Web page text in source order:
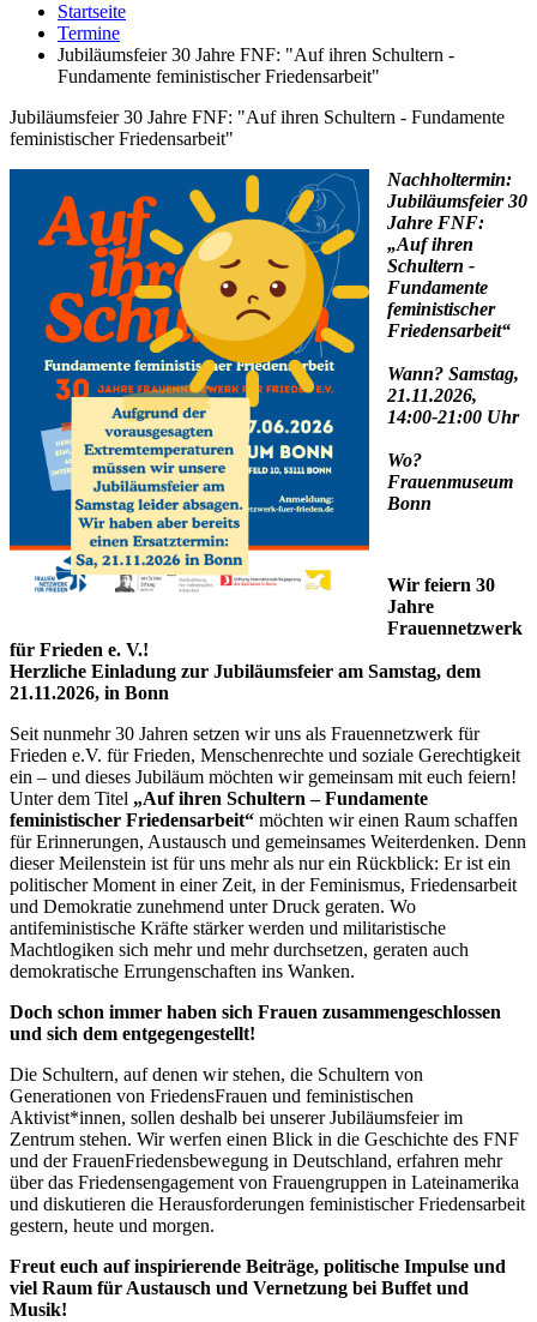
Startseite
Termine
Jubiläumsfeier 30 Jahre FNF: "Auf ihren Schultern -
Fundamente feministischer Friedensarbeit"
Jubiläumsfeier 30 Jahre FNF: "Auf ihren Schultern - Fundamente
feministischer Friedensarbeit"
Nachholtermin:
Jubiläumsfeier 30
Jahre FNF:
„Auf ihren
Schultern -
Fundamente
feministischer
Friedensarbeit“
Wann? Samstag,
21.11.2026,
14:00-21:00 Uhr
Wo?
Frauenmuseum
Bonn
Wir feiern 30
Jahre
Frauennetzwerk
für Frieden e. V.!
Herzliche Einladung zur Jubiläumsfeier am Samstag, dem
21.11.2026, in Bonn
Seit nunmehr 30 Jahren setzen wir uns als Frauennetzwerk für
Frieden e.V. für Frieden, Menschenrechte und soziale Gerechtigkeit
ein – und dieses Jubiläum möchten wir gemeinsam mit euch feiern!
Unter dem Titel „Auf ihren Schultern – Fundamente
feministischer Friedensarbeit“ möchten wir einen Raum schaffen
für Erinnerungen, Austausch und gemeinsames Weiterdenken. Denn
dieser Meilenstein ist für uns mehr als nur ein Rückblick: Er ist ein
politischer Moment in einer Zeit, in der Feminismus, Friedensarbeit
und Demokratie zunehmend unter Druck geraten. Wo
antifeministische Kräfte stärker werden und militaristische
Machtlogiken sich mehr und mehr durchsetzen, geraten auch
demokratische Errungenschaften ins Wanken.
Doch schon immer haben sich Frauen zusammengeschlossen
und sich dem entgegengestellt!
Die Schultern, auf denen wir stehen, die Schultern von
Generationen von FriedensFrauen und feministischen
Aktivist*innen, sollen deshalb bei unserer Jubiläumsfeier im
Zentrum stehen. Wir werfen einen Blick in die Geschichte des FNF
und der FrauenFriedensbewegung in Deutschland, erfahren mehr
über das Friedensengagement von Frauengruppen in Lateinamerika
und diskutieren die Herausforderungen feministischer Friedensarbeit
gestern, heute und morgen.
Freut euch auf inspirierende Beiträge, politische Impulse und
viel Raum für Austausch und Vernetzung bei Buffet und
Musik!